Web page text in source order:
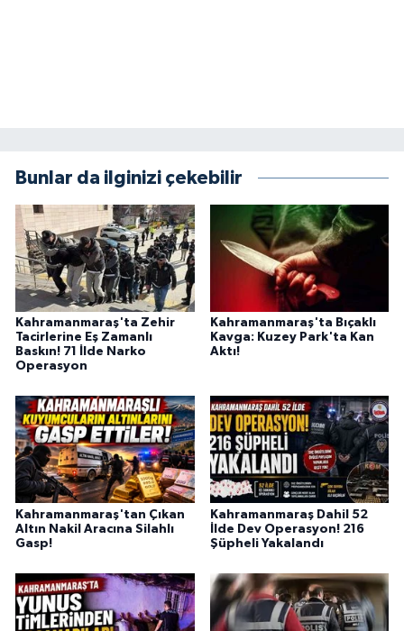
Bunlar da ilginizi çekebilir
Kahramanmaraş'ta Zehir
Tacirlerine Eş Zamanlı
Baskın! 71 İlde Narko
Operasyon
Kahramanmaraş'ta Bıçaklı
Kavga: Kuzey Park'ta Kan
Aktı!
Kahramanmaraş'tan Çıkan
Altın Nakil Aracına Silahlı
Gasp!
Kahramanmaraş Dahil 52
İlde Dev Operasyon! 216
Şüpheli Yakalandı
ASAYİŞ
SEÇİM 2015
ÇEVRE
BİLİM VE TEKNOLOJİ
YARIŞMALAR
TANITIM
HABERDE İNSAN